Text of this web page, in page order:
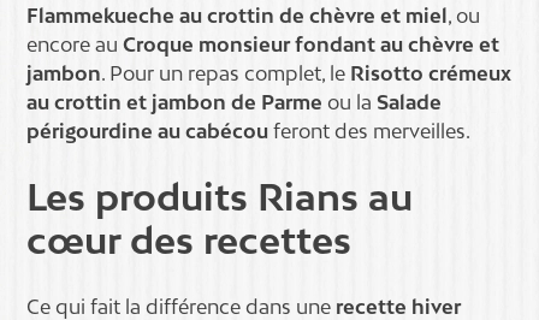
Flammekueche au crottin de chèvre et miel, ou
encore auCroque monsieur fondant au chèvre et
jambon. Pour un repas complet, le Risotto crémeux
au crottin et jambon de Parme ou laSalade
périgourdine au cabécou feront des merveilles.
Les produits Rians au
cœur des recettes
Ce qui fait la différence dans une recette hiver